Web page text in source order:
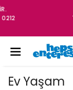
HER
TOPLU
Ev Yaşam